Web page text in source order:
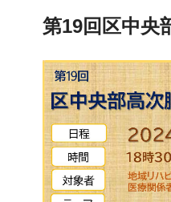
第19回区中央